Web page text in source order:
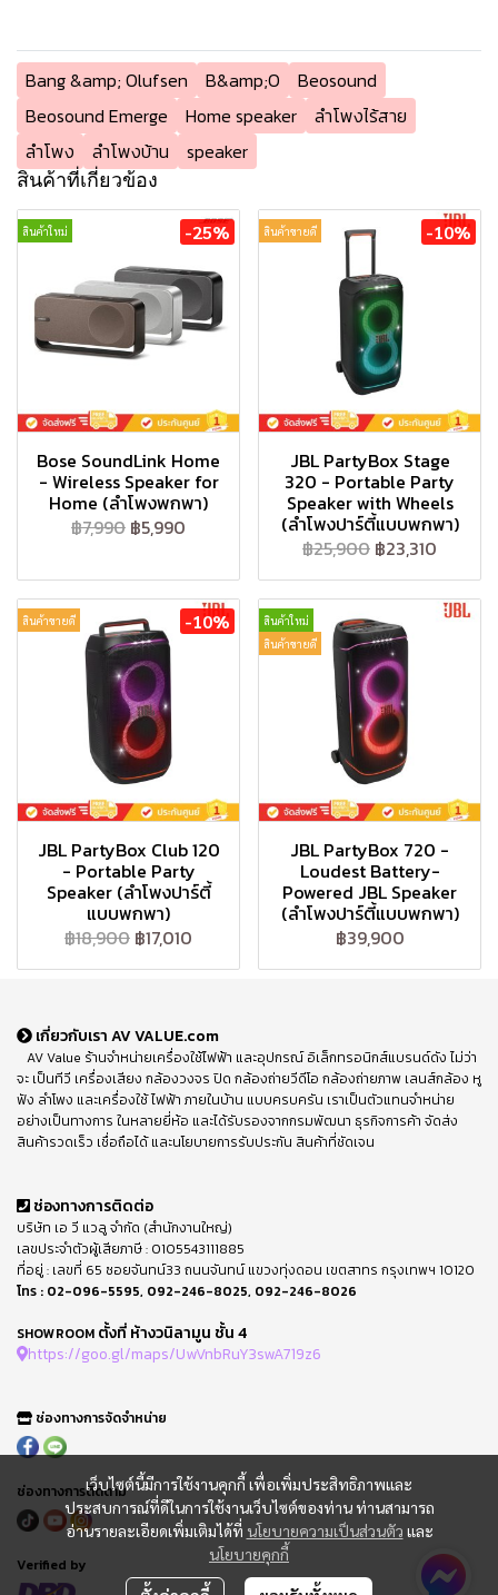
Bang &amp; Olufsen B&amp;O
Beosound
Beosound Emerge
Home speaker
ลำโพงไร้สาย
ลำโพง
ลำโพงบ้าน speaker
สินค้าที่เกี่ยวข้อง
สินค้าใหม่ -25%
Bose SoundLink Home
- Wireless Speaker for
Home (ลำโพงพกพา)
฿7,990 ฿5,990
สินค้าขายดี -10%
JBL PartyBox Stage
320 - Portable Party
Speaker with Wheels
(ลำโพงปาร์ตี้แบบพกพา)
฿25,900 ฿23,310
สินค้าขายดี -10%
JBL PartyBox Club 120
- Portable Party
Speaker (ลำโพงปาร์ตี้
แบบพกพา)
฿18,900 ฿17,010
สินค้าใหม่
สินค้าขายดี
JBL PartyBox 720 -
Loudest Battery-
Powered JBL Speaker
(ลำโพงปาร์ตี้แบบพกพา)
฿39,900
เว็บไซต์นี้มีการใช้งานคุกกี้ เพื่อเพิ่มประสิทธิภาพและ
ประสบการณ์ที่ดีในการใช้งานเว็บไซต์ของท่าน ท่านสามารถ
อ่านรายละเอียดเพิ่มเติมได้ที่ นโยบายความเป็นส่วนตัว และ
นโยบายคุกกี้
เกี่ยวกับเรา AV VALUE.com
AV Value ร้านจำหน่ายเครื่องใช้ไฟฟ้า และอุปกรณ์ อิเล็กทรอนิกส์แบรนด์ดัง ไม่ว่า
จะ เป็นทีวี เครื่องเสียง กล้องวงจร ปิด กล้องถ่ายวีดีโอ กล้องถ่ายภาพ เลนส์กล้อง หู
ฟัง ลำโพง และเครื่องใช้ ไฟฟ้า ภายในบ้าน แบบครบครัน เราเป็นตัวแทนจำหน่าย
อย่างเป็นทางการ ในหลายยี่ห้อ และได้รับรองจากกรมพัฒนา ธุรกิจการค้า จัดส่ง
สินค้ารวดเร็ว เชื่อถือได้ และนโยบายการรับประกัน สินค้าที่ชัดเจน
ช่องทางการติดต่อ
บริษัท เอ วี แวลู จำกัด (สำนักงานใหญ่)
เลขประจำตัวผู้เสียภาษี : 0105543111885
ที่อยู่ : เลขที่ 65 ซอยจันทน์33 ถนนจันทน์ แขวงทุ่งดอน เขตสาทร กรุงเทพฯ 10120
โทร : 02-096-5595, 092-246-8025, 092-246-8026
SHOWROOM ตั้งที่ ห้างวนิลามูน ชั้น 4
https://goo.gl/maps/UwVnbRuY3swA719z6
ช่องทางการจัดจำหน่าย
ช่องทางการติดตาม
Verified by